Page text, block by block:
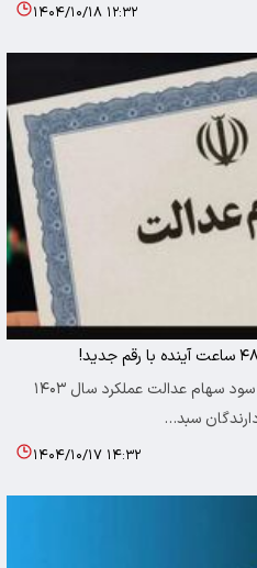
۱۴۰۴/۱۰/۱۸ ۱۲:۳۲
اقتصادایرانی: جزئیات واریز مرحله اول سود سهام عدالت عملکرد سال ۱۴۰۳
۱۴۰۴/۱۰/۱۷ ۱۴:۳۲